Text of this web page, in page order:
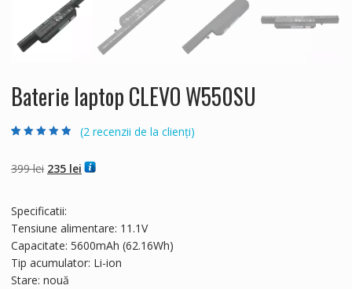
Baterie laptop CLEVO W550SU
baza a
evaluări
de la clienți
(2 recenzii de la clienți)
399lei Prețul
fost:
399 lei.
235 leiPrețul
Specificatii:
Tensiune alimentare: 11.1V
Capacitate: 5600mAh (62.16Wh)
Tip acumulator: Li-ion
Stare: nouă